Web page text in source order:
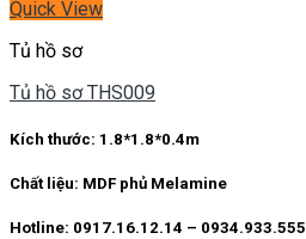
Quick View
Tủ hồ sơ
Tủ hồ sơ THS009
Kích thước: 1.8*1.8*0.4m
Chất liệu: MDF phủ Melamine
Hotline: 0917.16.12.14 – 0934.933.555